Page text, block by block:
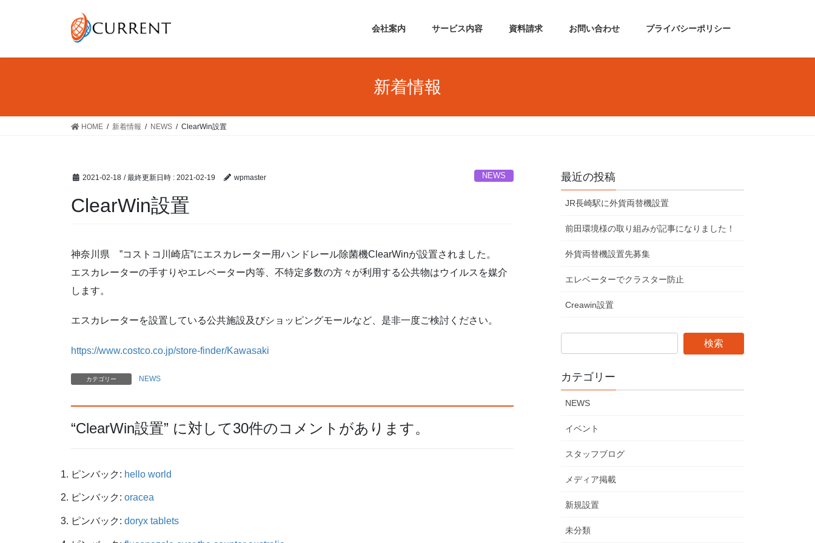
会社案内 サービス内容 資料請求 お問い合わせ プライバシーポリシー
新着情報
HOME 新着情報 NEWS ClearWin設置
2021-02-18 / 最終更新日時 : 2021-02-19 wpmaster NEWS
ClearWin設置
神奈川県 ”コストコ川崎店”にエスカレーター用ハンドレール除菌機ClearWinが設置されました。
エスカレーターの手すりやエレベーター内等、不特定多数の方々が利用する公共物はウイルスを媒介
します。
エスカレーターを設置している公共施設及びショッピングモールなど、是非一度ご検討ください。
https://www.costco.co.jp/store-finder/Kawasaki
カテゴリー NEWS
“ClearWin設置” に対して30件のコメントがあります。
ピンバック: hello world
ピンバック: oracea
ピンバック: doryx tablets
最近の投稿
JR長崎駅に外貨両替機設置
前田環境様の取り組みが記事になりました！
外貨両替機設置先募集
エレベーターでクラスター防止
Creawin設置
カテゴリー
NEWS
イベント
スタッフブログ
メディア掲載
新規設置
未分類